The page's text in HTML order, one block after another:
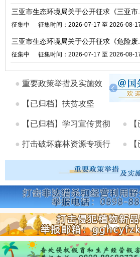
三亚市生态环境局关于公开征求《三亚市...
征集中 征集时间：2026-07-17 至 2026-08-
三亚市生态环境局关于公开征求《危险废...
征集中 征集时间：2026-07-17 至 2026-08-
● 重要政策举措及实施效
果
● 【已归档】扶贫攻坚
● 【已归档】学习宣传贯彻
党的...
● 打击破坏森林资源专项行
●
平总
●